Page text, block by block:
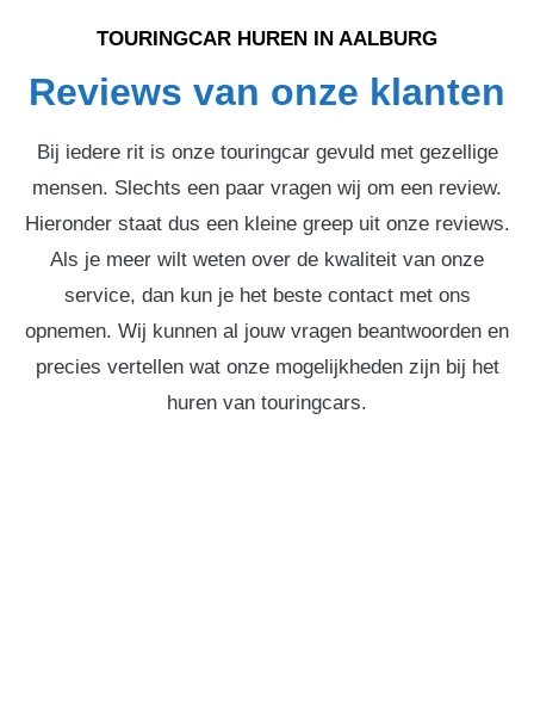
TOURINGCAR HUREN IN AALBURG
Reviews van onze klanten
Bij iedere rit is onze touringcar gevuld met gezellige
mensen. Slechts een paar vragen wij om een review.
Hieronder staat dus een kleine greep uit onze reviews.
Als je meer wilt weten over de kwaliteit van onze
service, dan kun je het beste contact met ons
opnemen. Wij kunnen al jouw vragen beantwoorden en
precies vertellen wat onze mogelijkheden zijn bij het
huren van touringcars.